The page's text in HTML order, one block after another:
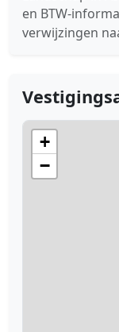
en BTW-
verwijzingen
+
−